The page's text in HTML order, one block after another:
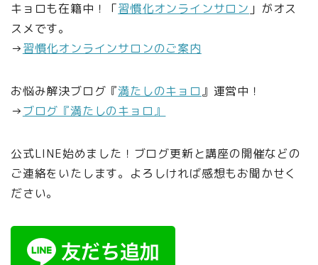
キョロも在籍中！「習慣化オンラインサロン 」がオス
スメです。
→習慣化オンラインサロンのご案内
お悩み解決ブログ『満たしのキョロ』運営中！
→ブログ『満たしのキョロ』
公式LINE始めました！ブログ更新と講座の開催などの
ご連絡をいたします。よろしければ感想もお聞かせく
ださい。